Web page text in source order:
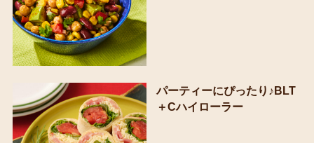
パーティーにぴったり♪BLT
＋Cハイローラー